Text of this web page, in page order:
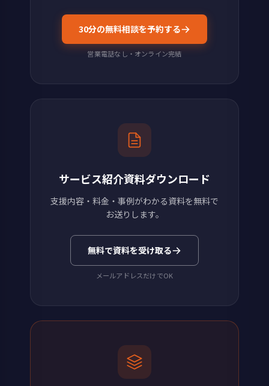
30分の無料相談を予約する
営業電話なし・オンライン完結
サービス紹介資料ダウンロード
支援内容・料金・事例がわかる資料を無料で
お送りします。
無料で資料を受け取る
メールアドレスだけでOK